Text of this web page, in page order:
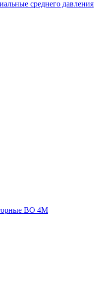
среднего давления
ВО 4М